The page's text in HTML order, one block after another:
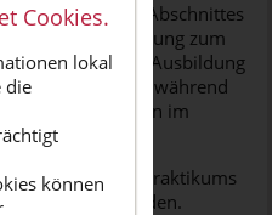
des Zweiten Abschnittes
wird die Ausbildung zum
praktischen Ausbildung
arbeiten während
als Pharmazeuten im
Apotheke.
6 Monate des Praktikums
absolviert werden.
Cookies.
lokal
die
können